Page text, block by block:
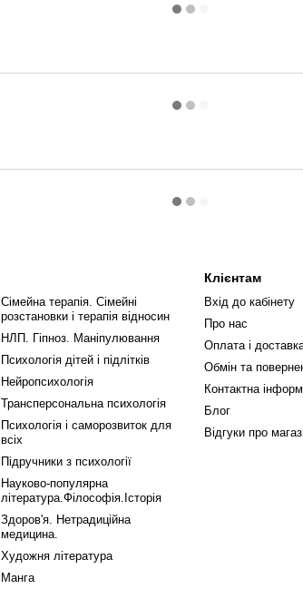
Сімейна терапія. Сімейні
розстановки і терапія відносин
НЛП. Гіпноз. Маніпулювання
Психологія дітей і підлітків
Нейропсихологія
Трансперсональна психологія
Психологія і саморозвиток для
всіх
Підручники з психології
Науково-популярна
література.Філософія.Історія
Здоров'я. Нетрадиційна
медицина.
Художня література
Манга
Клієнтам
Вхід до кабінету
Про нас
Оплата і
Обмін та
Контактна
Блог
Відгуки про